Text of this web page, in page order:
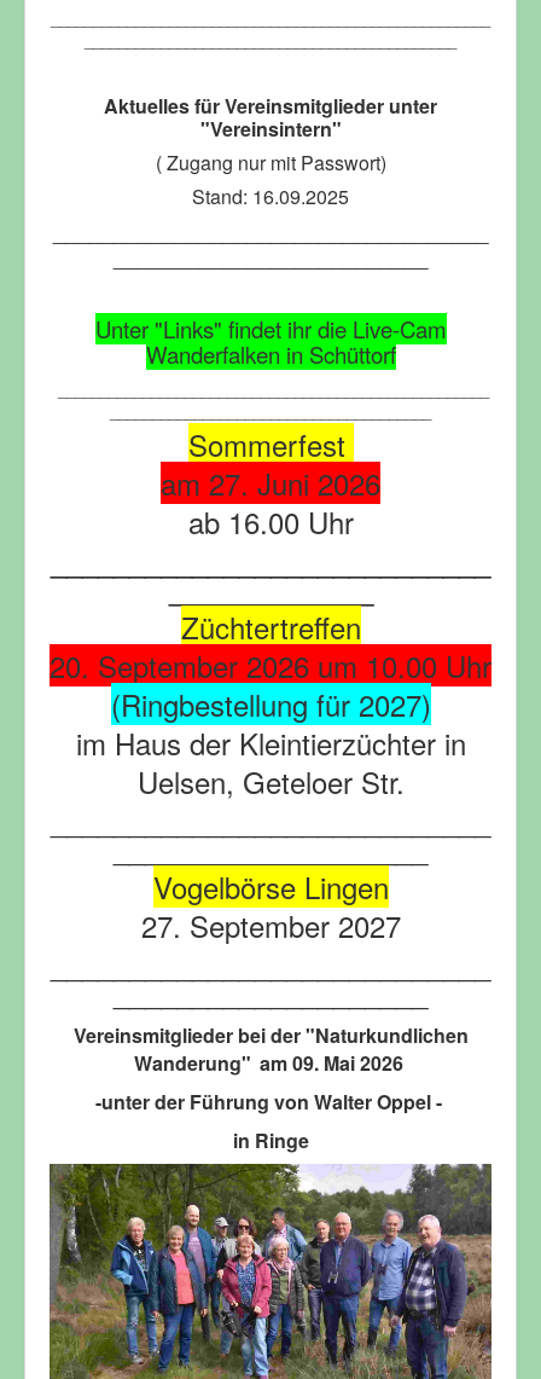
Aktuelles für Vereinsmitglieder unter
"Vereinsintern"
( Zugang nur mit Passwort)
Stand: 16.09.2025
Unter "Links" findet ihr die Live-Cam
Wanderfalken in Schüttorf
Sommerfest
am 27. Juni 2026
ab 16.00 Uhr
_____________
Züchtertreffen
20. September 2026 um 10.00 Uhr
(Ringbestellung für 2027)
im Haus der Kleintierzüchter in
Uelsen, Geteloer Str.
____________________
Vogelbörse Lingen
27. September 2027
____________________
Vereinsmitglieder bei der "Naturkundlichen
Wanderung" am 09. Mai 2026
-unter der Führung von Walter Oppel -
in Ringe